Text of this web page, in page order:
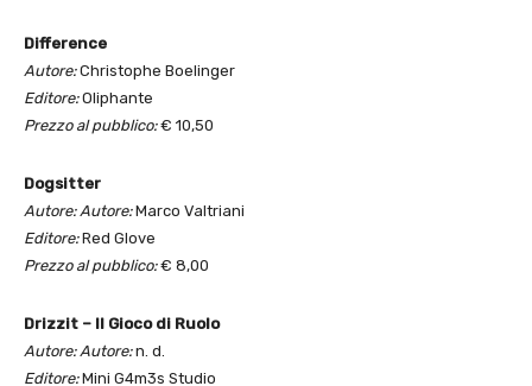
Difference
Autore:Christophe Boelinger
Editore:Oliphante
Prezzo al pubblico:€ 10,50
Dogsitter
Autore: Autore:Marco Valtriani
Editore:Red Glove
Prezzo al pubblico:€ 8,00
Drizzit – Il Gioco di Ruolo
Autore: Autore:n. d.
Editore:Mini G4m3s Studio